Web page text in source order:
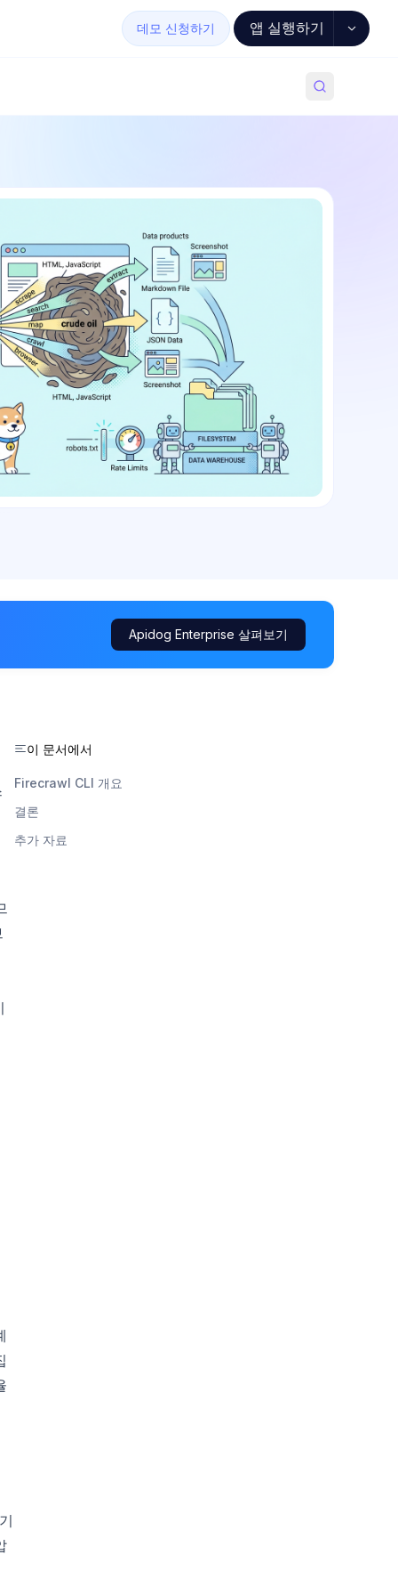
데모 신청하기 앱 실행하기
Apidog Enterprise 살펴보기
이 문서에서
Firecrawl CLI 개요
결론
추가 자료